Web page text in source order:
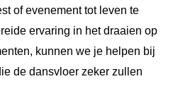
of evenement tot leven te
ervaring in het draaien op
kunnen we je helpen bij
de dansvloer zeker zullen